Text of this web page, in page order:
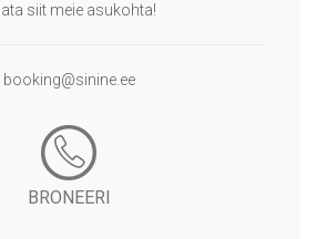
siit meie asukohta!
booking@sinine.ee
BRONEERI